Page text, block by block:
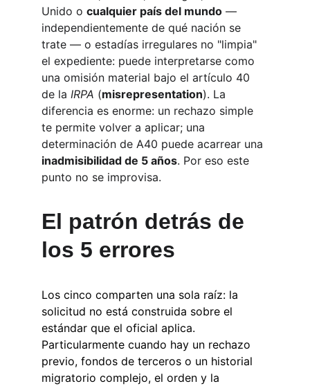
Unido o cualquier país del mundo —
independientemente de qué nación se
trate — o estadías irregulares no "limpia"
el expediente: puede interpretarse como
una omisión material bajo el artículo 40
de la IRPA (misrepresentation). La
diferencia es enorme: un rechazo simple
te permite volver a aplicar; una
determinación de A40 puede acarrear una
inadmisibilidad de 5 años. Por eso este
punto no se improvisa.
El patrón detrás de
los 5 errores
Los cinco comparten una sola raíz: la
solicitud no está construida sobre el
estándar que el oficial aplica.
Particularmente cuando hay un rechazo
previo, fondos de terceros o un historial
migratorio complejo, el orden y la